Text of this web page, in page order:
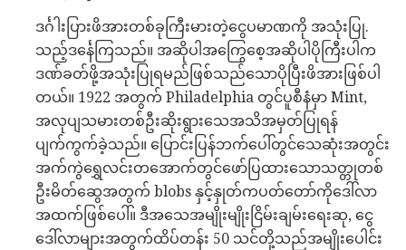
ဒင်္ဂါးပြားဖိအားတစ်ခုကြီးမားတဲ့ငွေပမာဏကို အသုံးပြု.
သည့်ဒင်္နေကြသည်။ အဆိုပါအကြွေစေ့အဆိုပါပိုကြီးပါက
ဒဏ်ခတ်ဖို့အသုံးပြုရမည်ဖြစ်သည်သောပိုပြီးဖိအားဖြစ်ပါ
တယ်။ 1922 အတွက် Philadelphia တွင်ပူစီနံမှာ Mint,
အလုပျသမားတစ်ဦးဆိုးရွားသေအသိအမှတ်ပြုရန်
ပျက်ကွက်ခဲ့သည်။ ပြောင်းပြန်ဘက်ပေါ်တွင်သေဆုံးအတွင်း
အက်ကွဲရွှေလင်းတအောက်တွင်ဖော်ပြထားသောသတ္တုတစ်
ဦးမိတ်ဆွေအတွက် blobs နှင့်နှုတ်ကပတ်တော်ကိုဒေါ်လာ
အထက်ဖြစ်ပေါ်။ ဒီအသေအမျိုးမျိုးငြိမ်းချမ်းရေးဆု, ငွေ
ဒေါ်လာများအတွက်ထိပ်တန်း 50 သင်တို့သည်အမျိုးပေါင်း